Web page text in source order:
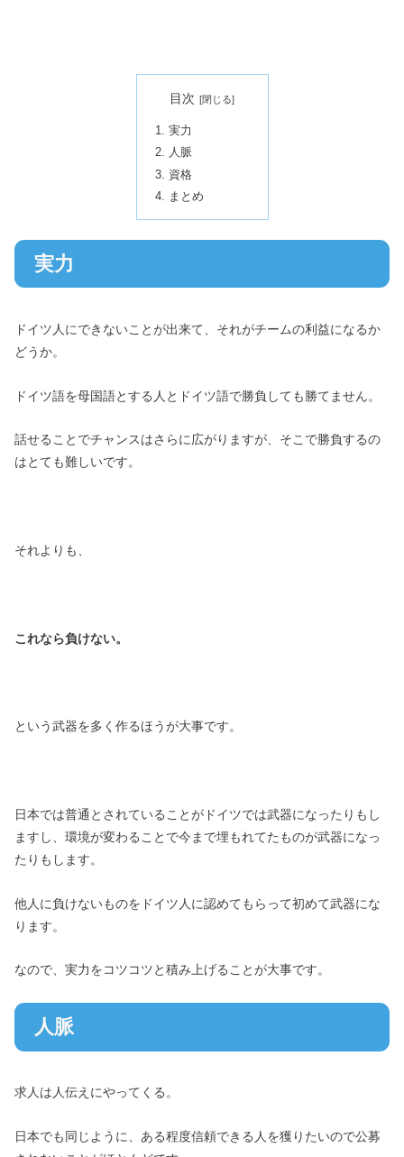
目次
実力
人脈
資格
まとめ
実力
ドイツ人にできないことが出来て、それがチームの利益になるか
どうか。
ドイツ語を母国語とする人とドイツ語で勝負しても勝てません。
話せることでチャンスはさらに広がりますが、そこで勝負するの
はとても難しいです。
それよりも、
これなら負けない。
という武器を多く作るほうが大事です。
日本では普通とされていることがドイツでは武器になったりもし
ますし、環境が変わることで今まで埋もれてたものが武器になっ
たりもします。
他人に負けないものをドイツ人に認めてもらって初めて武器にな
ります。
なので、実力をコツコツと積み上げることが大事です。
人脈
求人は人伝えにやってくる。
日本でも同じように、ある程度信頼できる人を獲りたいので公募